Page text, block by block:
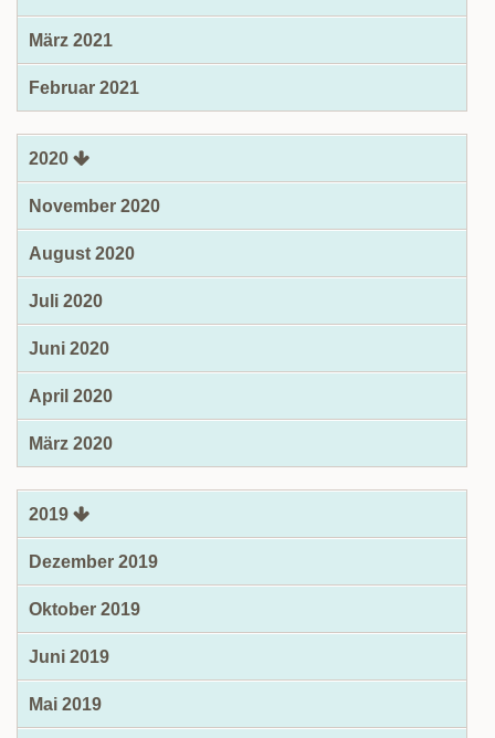
März 2021
Februar 2021
2020
November 2020
August 2020
Juli 2020
Juni 2020
April 2020
März 2020
2019
Dezember 2019
Oktober 2019
Juni 2019
Mai 2019